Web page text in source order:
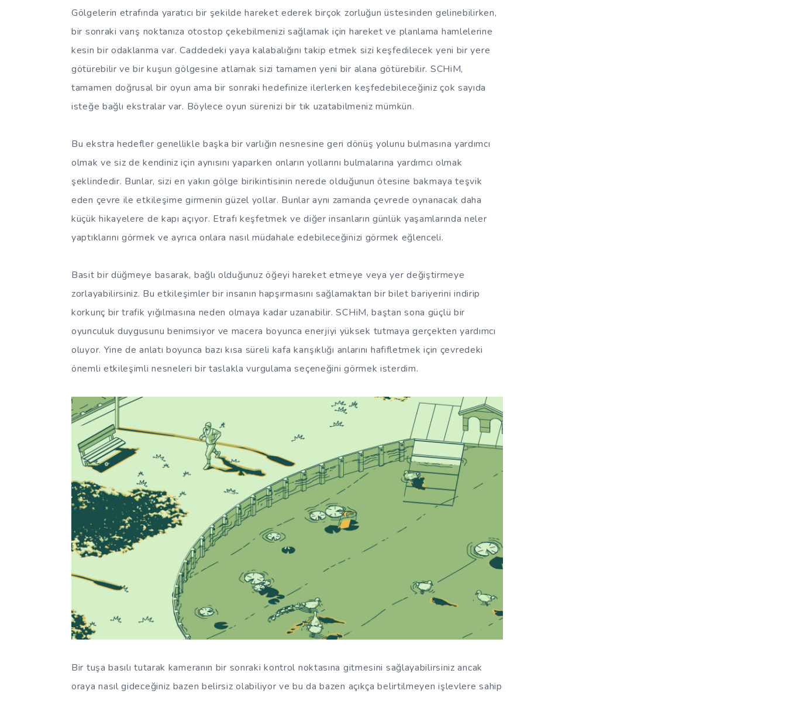
Gölgelerin etrafında yaratıcı bir şekilde hareket ederek birçok zorluğun üstesinden gelinebilirken,
bir sonraki varış noktanıza otostop çekebilmenizi sağlamak için hareket ve planlama hamlelerine
kesin bir odaklanma var. Caddedeki yaya kalabalığını takip etmek sizi keşfedilecek yeni bir yere
götürebilir ve bir kuşun gölgesine atlamak sizi tamamen yeni bir alana götürebilir. SCHiM,
tamamen doğrusal bir oyun ama bir sonraki hedefinize ilerlerken keşfedebileceğiniz çok sayıda
isteğe bağlı ekstralar var. Böylece oyun sürenizi bir tık uzatabilmeniz mümkün.
Bu ekstra hedefler genellikle başka bir varlığın nesnesine geri dönüş yolunu bulmasına yardımcı
olmak ve siz de kendiniz için aynısını yaparken onların yollarını bulmalarına yardımcı olmak
şeklindedir. Bunlar, sizi en yakın gölge birikintisinin nerede olduğunun ötesine bakmaya teşvik
eden çevre ile etkileşime girmenin güzel yollar. Bunlar aynı zamanda çevrede oynanacak daha
küçük hikayelere de kapı açıyor. Etrafı keşfetmek ve diğer insanların günlük yaşamlarında neler
yaptıklarını görmek ve ayrıca onlara nasıl müdahale edebileceğinizi görmek eğlenceli.
Basit bir düğmeye basarak, bağlı olduğunuz öğeyi hareket etmeye veya yer değiştirmeye
zorlayabilirsiniz. Bu etkileşimler bir insanın hapşırmasını sağlamaktan bir bilet bariyerini indirip
korkunç bir trafik yığılmasına neden olmaya kadar uzanabilir. SCHiM, baştan sona güçlü bir
oyunculuk duygusunu benimsiyor ve macera boyunca enerjiyi yüksek tutmaya gerçekten yardımcı
oluyor. Yine de anlatı boyunca bazı kısa süreli kafa karışıklığı anlarını hafifletmek için çevredeki
önemli etkileşimli nesneleri bir taslakla vurgulama seçeneğini görmek isterdim.
Bir tuşa basılı tutarak kameranın bir sonraki kontrol noktasına gitmesini sağlayabilirsiniz ancak
oraya nasıl gideceğiniz bazen belirsiz olabiliyor ve bu da bazen açıkça belirtilmeyen işlevlere sahip